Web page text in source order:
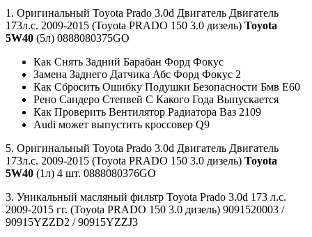
1. Оригинальный Toyota Prado 3.0d Двигатель Двигатель
173л.с. 2009-2015 (Toyota PRADO 150 3.0 дизель) Toyota
5W40 (5л) 0888080375GO
Как Снять Задний Барабан Форд Фокус
Замена Заднего Датчика Абс Форд Фокус 2
Как Сбросить Ошибку Подушки Безопасности Бмв Е60
Рено Сандеро Степвей С Какого Года Выпускается
Как Проверить Вентилятор Радиатора Ваз 2109
Audi может выпустить кроссовер Q9
5. Оригинальный Toyota Prado 3.0d Двигатель Двигатель
173л.с. 2009-2015 (Toyota PRADO 150 3.0 дизель) Toyota
5W40 (1л) 4 шт. 0888080376GO
3. Уникальный масляный фильтр Toyota Prado 3.0d 173 л.с.
2009-2015 гг. (Toyota PRADO 150 3.0 дизель) 9091520003 /
90915YZZD2 / 90915YZZJ3